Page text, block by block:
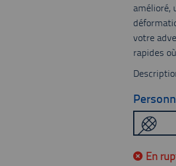
amélioré,
votre
rapides
En